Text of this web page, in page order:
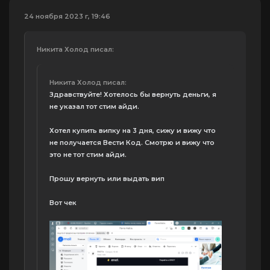
24 ноября 2023 г, 19:46
Никита Холод писал:
Никита Холод писал:
Здравствуйте! Хотелось бы вернуть деньги, я
не указал тот стим айди.
Хотел купить випку на 3 дня, сижу и вижу что
не получается Вести Код. Смотрю и вижу что
это не тот стим айди.
Прошу вернуть или выдать вип
Вот чек